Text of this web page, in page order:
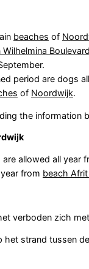
beaches of
Wilhelmina Boulevard
period are dogs
of Noordwijk.
the information
allowed all year
from beach Afrit
verboden zich
het strand tussen